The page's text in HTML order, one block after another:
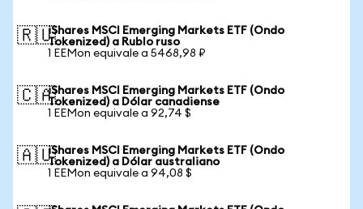
🇷🇺iShares MSCI Emerging Markets ETF (Ondo
Tokenized) a Rublo ruso
1 EEMon equivale a 5468,98 ₽
🇨🇦iShares MSCI Emerging Markets ETF (Ondo
Tokenized) a Dólar canadiense
1 EEMon equivale a 92,74 $
🇦🇺iShares MSCI Emerging Markets ETF (Ondo
Tokenized) a Dólar australiano
1 EEMon equivale a 94,08 $